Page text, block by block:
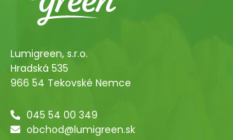
Lumigreen, s.r.o.
Hradská 535
966 54 Tekovské Nemce
045 54 00 349
obchod@lumigreen.sk